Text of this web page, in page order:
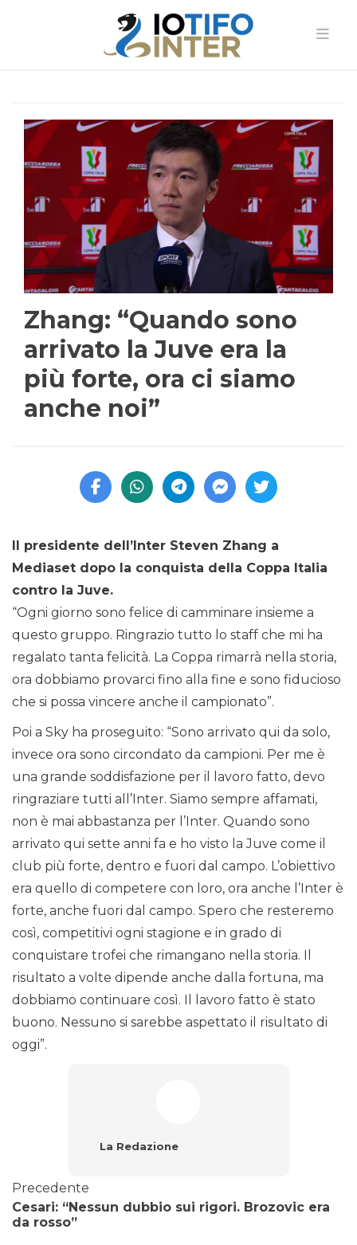
Zhang: “Quando sono
arrivato la Juve era la
più forte, ora ci siamo
anche noi”
Il presidente dell’Inter Steven Zhang a
Mediaset dopo la conquista della Coppa Italia
contro la Juve.
“Ogni giorno sono felice di camminare insieme a
questo gruppo. Ringrazio tutto lo staff che mi ha
regalato tanta felicità. La Coppa rimarrà nella storia,
ora dobbiamo provarci fino alla fine e sono fiducioso
che si possa vincere anche il campionato”.
Poi a Sky ha proseguito: “Sono arrivato qui da solo,
invece ora sono circondato da campioni. Per me è
una grande soddisfazione per il lavoro fatto, devo
ringraziare tutti all’Inter. Siamo sempre affamati,
non è mai abbastanza per l’Inter. Quando sono
arrivato qui sette anni fa e ho visto la Juve come il
club più forte, dentro e fuori dal campo. L’obiettivo
era quello di competere con loro, ora anche l’Inter è
forte, anche fuori dal campo. Spero che resteremo
così, competitivi ogni stagione e in grado di
conquistare trofei che rimangano nella storia. Il
risultato a volte dipende anche dalla fortuna, ma
dobbiamo continuare così. Il lavoro fatto è stato
buono. Nessuno si sarebbe aspettato il risultato di
oggi”.
La Redazione
Precedente
Cesari: “Nessun dubbio sui rigori. Brozovic era
da rosso”